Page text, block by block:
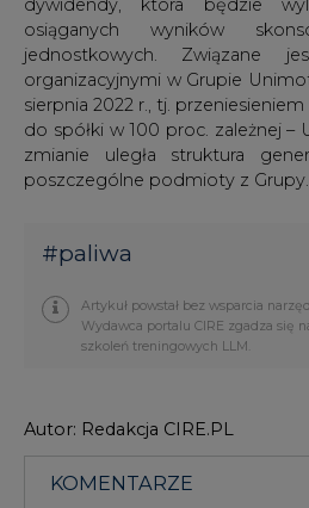
osiąganych wyników
jednostkowych. Związane
organizacyjnymi w Grupie
sierpnia 2022 r., tj.
do spółki w 100 proc. zależnej –
zmianie uległa struktura
poszczególne podmioty z Grupy.
#paliwa
Artykuł powstał bez wsparcia
Wydawca portalu CIRE zgadza się
szkoleń treningowych LLM.
Autor: Redakcja CIRE.PL
KOMENTARZE